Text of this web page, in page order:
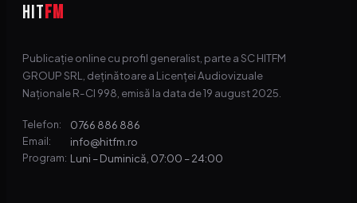
HITFM
Publicație online cu profil generalist, parte a SC HITFM
GROUP SRL, deținătoare a Licenței Audiovizuale
Naționale R-CI 998, emisă la data de 19 august 2025.
Telefon: 0766 886 886
Email: info@hitfm.ro
Program: Luni – Duminică, 07:00 – 24:00